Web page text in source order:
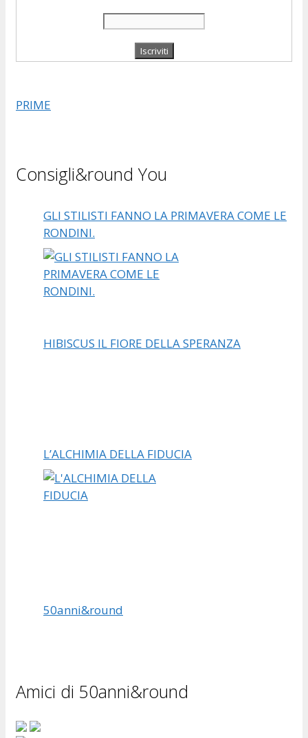
PRIME
Consigli&round You
GLI STILISTI FANNO LA PRIMAVERA COME LE
RONDINI.
HIBISCUS IL FIORE DELLA SPERANZA
L’ALCHIMIA DELLA FIDUCIA
50anni&round
Amici di 50anni&round